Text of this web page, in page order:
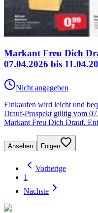
Markant Freu Dich
07.04.2026 bis
Nicht angegeben
Einkaufen wird leicht und
Drauf-Prospekt gültig vom
Markant Freu Dich Drauf.
Ansehen Folgen
Vorherige
1
Nächste